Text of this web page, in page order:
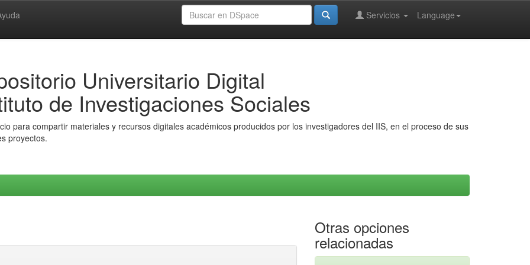
Language
Servicios
Universitario Digital
de Investigaciones Sociales
para compartir materiales y recursos digitales académicos producidos por los investigadores del IIS, en el proceso de sus
proyectos.
Otras opciones
relacionadas